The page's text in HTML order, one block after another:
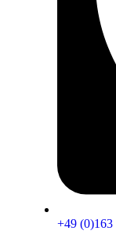
+49 (0)163